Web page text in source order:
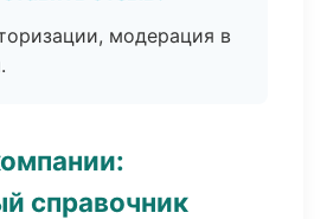
модерация в
справочник